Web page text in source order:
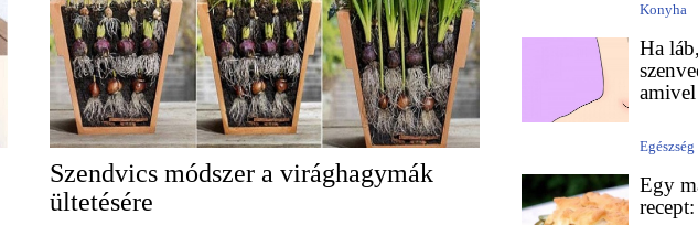
Szendvics módszer a virághagymák
ültetésére
Konyha
Ha
Egészség
Egy